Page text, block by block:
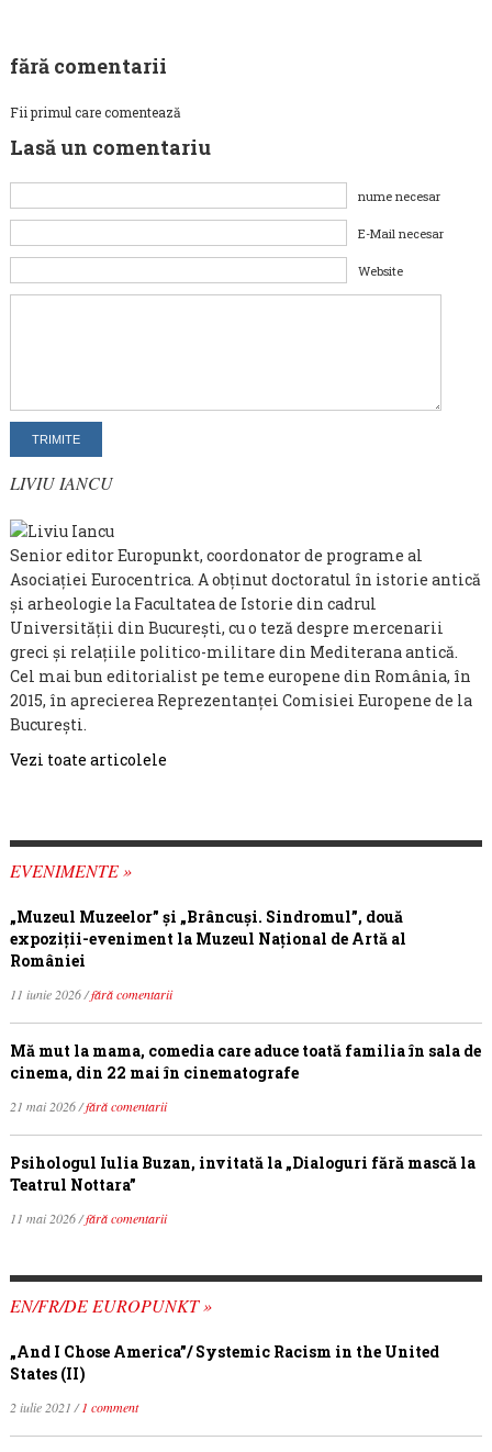
fără comentarii
Fii primul care comentează
Lasă un comentariu
nume necesar
E-Mail necesar
Website
LIVIU IANCU
Senior editor Europunkt, coordonator de programe al
Asociaţiei Eurocentrica. A obţinut doctoratul în istorie antică
şi arheologie la Facultatea de Istorie din cadrul
Universităţii din Bucureşti, cu o teză despre mercenarii
greci și relaţiile politico-militare din Mediterana antică.
Cel mai bun editorialist pe teme europene din România, în
2015, în aprecierea Reprezentanței Comisiei Europene de la
București.
Vezi toate articolele
EVENIMENTE »
„Muzeul Muzeelor” și „Brâncuși. Sindromul”, două
expoziții-eveniment la Muzeul Național de Artă al
României
11 iunie 2026 /fără comentarii
Mă mut la mama, comedia care aduce toată familia în sala de
cinema, din 22 mai în cinematografe
21 mai 2026 /fără comentarii
Psihologul Iulia Buzan, invitată la „Dialoguri fără mască la
Teatrul Nottara”
11 mai 2026 /fără comentarii
EN/FR/DE EUROPUNKT »
„And I Chose America”/ Systemic Racism in the United
States (II)
2 iulie 2021 /1 comment